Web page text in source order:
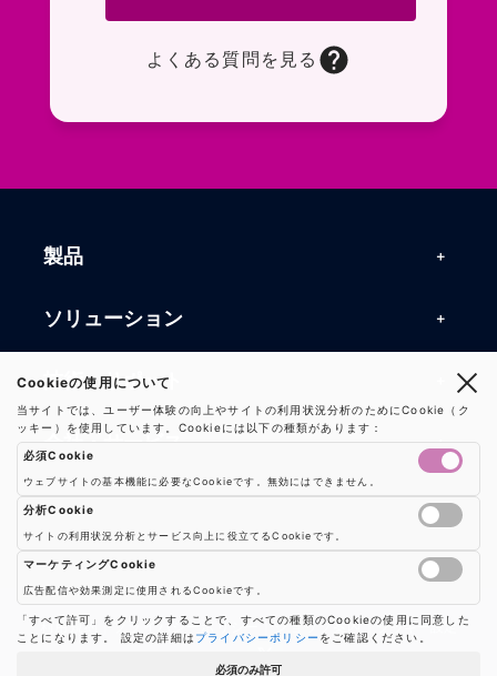
よくある質問を見る
製品
製品一覧
RFIDリーダー
RFIDチップ・モジュール
RFIDアンテナ
RFIDプリンター
RFIDタグ
ソリューション
バーコードスキャナ
ソリューション
RFIDソリューション
RFIDとセンサー
マシンビジョン
防爆製品
RFIDシールド
技術・サポート
技術記事一覧
活用事例
よくある質問
用語集
業界別RFID活用例
保守・メンテナンス
会社・サービス
会社概要
お知らせ
プレスリリース
お問い合わせ
事業内容
事業内容一覧
機器販売
コンサルティング
利用規約 | プライバシーポリシー | ショップ案内 | クッキー設定
Cookieの使用について
当サイトでは、ユーザー体験の向上やサイトの利用状況分析のためにCookie（ク
ッキー）を使用しています。Cookieには以下の種類があります：
必須Cookie
ウェブサイトの基本機能に必要なCookieです。無効にはできません。
分析Cookie
サイトの利用状況分析とサービス向上に役立てるCookieです。
Google AnalyticsやGoogle Tag Managerなどの分析ツールのCookieを制御しま
マーケティングCookie
広告配信や効果測定に使用されるCookieです。
広告配信や効果測定のためのCookieを制御します
「すべて許可」をクリックすることで、すべての種類のCookieの使用に同意した
ことになります。 設定の詳細は プライバシーポリシー をご確認ください。
必須のみ許可